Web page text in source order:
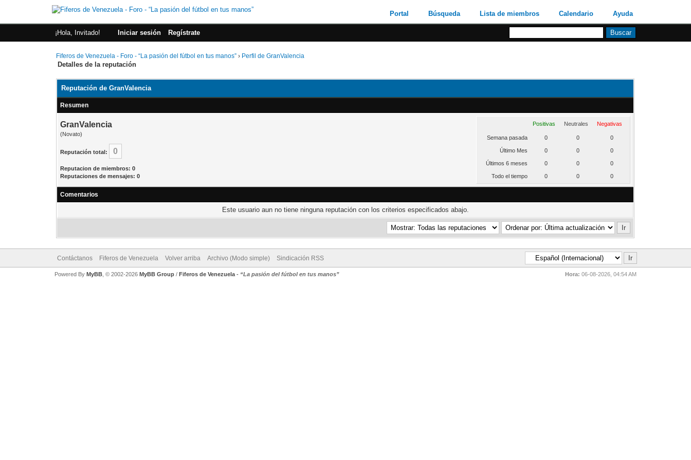
Portal Búsqueda Lista de miembros Calendario Ayuda
¡Hola, Invitado! Iniciar sesión Regístrate
Fiferos de Venezuela - Foro - “La pasión del fútbol en tus manos” › Perfil de GranValencia
Detalles de la reputación
Reputación de GranValencia
Resumen
GranValencia
(Novato)
Reputación total: 0
Reputacion de miembros: 0
Reputaciones de mensajes: 0
Positivas Neutrales Negativas
Semana pasada 0 0 0
Último Mes 0 0 0
Últimos 6 meses 0 0 0
Todo el tiempo 0 0 0
Comentarios
Este usuario aun no tiene ninguna reputación con los criterios especificados abajo.
Contáctanos Fiferos de Venezuela Volver arriba Archivo (Modo simple) Sindicación RSS
Hora: 06-08-2026, 04:54 AM
Powered By MyBB, © 2002-2026 MyBB Group/ Fiferos de Venezuela- “La pasión del fútbol en tus manos”